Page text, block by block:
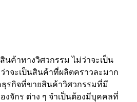
นค้าทางวิศวกรรม ไม่ว่าจะเป็น
าจะเป็นสินค้าที่ผลิตคราวละมาก
รกิจที่ขายสินค้าวิศวกรรมที่มี
งจักร ต่าง ๆ จำเป็นต้องมีบุคคลที่